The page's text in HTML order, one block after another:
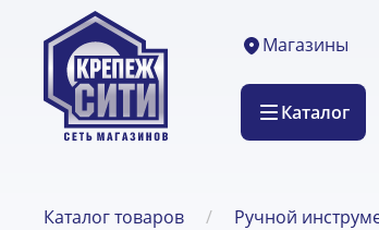
Магазины
Каталог
Каталог товаров Ручной